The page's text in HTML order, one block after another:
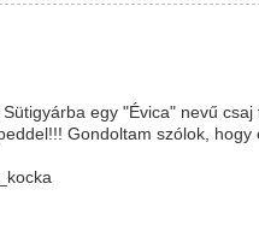
egy "Évica" nevű
Gondoltam szólok, hogy